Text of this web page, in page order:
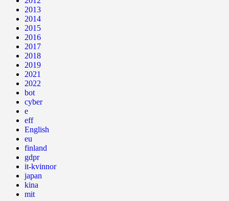
2013
2014
2015
2016
2017
2018
2019
2021
2022
bot
cyber
e
eff
English
eu
finland
gdpr
it-kvinnor
japan
kina
mit